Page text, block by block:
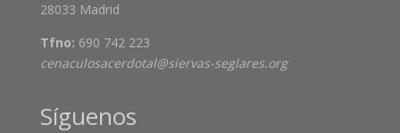
28033 Madrid
Tfno: 690 742 223
cenaculosacerdotal@siervas-seglares.org
Síguenos